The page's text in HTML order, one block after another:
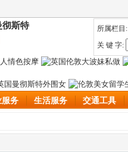
彻斯特
所属栏目:
关 键 字:
服务 生活服务 交通工具